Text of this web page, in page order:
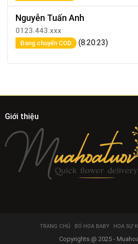
Nguyễn Tuấn Anh
0123.443.xxx
Đang chuyển COD (8:20:23)
Giới thiệu
TRANG CHỦ BÓ HOA BABY HOA SỰ
Copyrights @ 2025 -